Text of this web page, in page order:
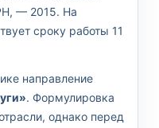
— 2015. На
сроку работы 11
направление
. Формулировка
однако перед